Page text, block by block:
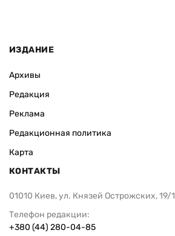
ИЗДАНИЕ
Архивы
Редакция
Реклама
Редакционная политика
Карта
КОНТАКТЫ
01010 Киев, ул. Князей Острожских, 19/1
Телефон редакции:
+380 (44) 280-04-85